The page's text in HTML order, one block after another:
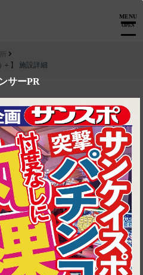
MENU
OPEN
サーPR
】 施設詳細
ショップしの【たばこすう＋】